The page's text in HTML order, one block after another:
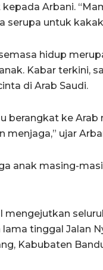
Arbani.
serupa untuk
hidup
Kabar terkini,
di Arab Saudi.
berangkat ke
menjaga,” ujar
anak masing-
mengejutkan
tinggal Jalan
Kabubaten